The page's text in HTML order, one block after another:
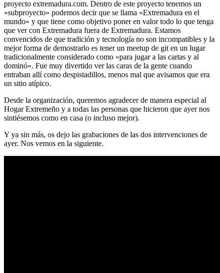
proyecto extremadura.com. Dentro de este proyecto tenemos un
«subproyecto» podemos decir que se llama «Extremadura en el
mundo» y que tiene como objetivo poner en valor todo lo que tenga
que ver con Extremadura fuera de Extremadura. Estamos
convencidos de que tradición y tecnología no son incompatibles y la
mejor forma de demostrarlo es tener un meetup de git en un lugar
tradicionalmente considerado como «para jugar a las cartas y al
dominó». Fue muy divertido ver las caras de la gente cuando
entraban allí como despistadillos, menos mal que avisamos que era
un sitio atípico.
Desde la organización, queremos agradecer de manera especial al
Hogar Extremeño y a todas las personas que hicieron que ayer nos
sintiésemos como en casa (o incluso mejor).
Y ya sin más, os dejo las grabaciones de las dos intervenciones de
ayer. Nos vemos en la siguiente.